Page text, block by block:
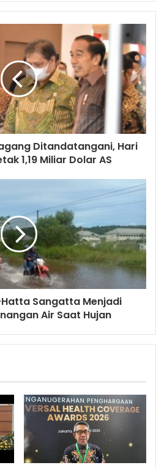
Ditandatangani, Hari
1,19 Miliar Dolar AS
Sangatta Menjadi
Air Saat Hujan